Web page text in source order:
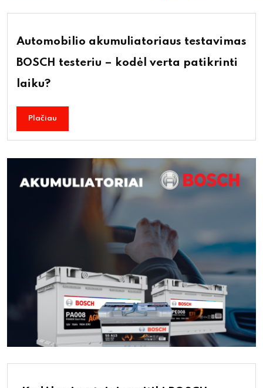
Automobilio akumuliatoriaus testavimas
BOSCH testeriu – kodėl verta patikrinti
laiku?
Plačiau